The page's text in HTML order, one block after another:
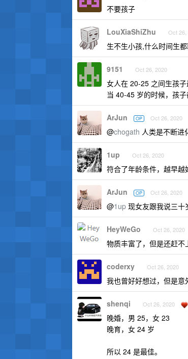
不要孩子
LouXiaShiZhu Oct 26,
生不生小孩,什么时间生
9151 Oct 26, 2020
女人在 20-25 之间生孩子
当 40-45 岁的时候，孩子
ArJun OP Oct 26, 2020
@chogath 人类是不断进
1up Oct 26, 2020
符合了年龄条件，越早越
ArJun OP Oct 26, 2020
@1up 现女友跟我说三十
HeyWeGo Oct 26, 2020
物质丰富了，但是还赶不
coderxy Oct 26, 2020
我也曾好好想过，但是意
shenqi Oct 26, 2020
晚婚，男 25，女 23
晚育，女 24 岁
所以 24 是最佳。